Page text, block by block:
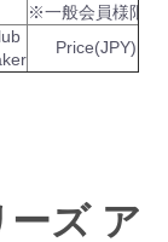
※一般会員様限定
Price(JPY)
ズ ア